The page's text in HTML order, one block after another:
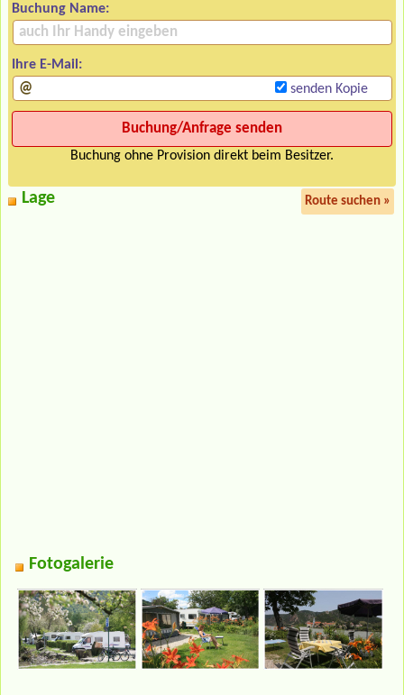
Buchung Name:
Ihre E-Mail:
senden Kopie
Buchung ohne Provision direkt beim Besitzer.
Lage Route suchen »
Fotogalerie